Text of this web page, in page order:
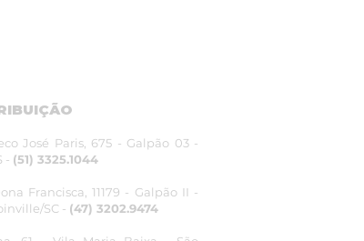
José Paris, 675 - Galpão 03 -
- (51) 3325.1044
Francisca, 11179 - Galpão II -
SC - (47) 3202.9474